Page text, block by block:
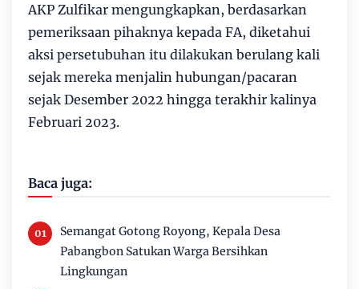
AKP Zulfikar mengungkapkan, berdasarkan
pemeriksaan pihaknya kepada FA, diketahui
aksi persetubuhan itu dilakukan berulang kali
sejak mereka menjalin hubungan/pacaran
sejak Desember 2022 hingga terakhir kalinya
Februari 2023.
Baca juga:
Semangat Gotong Royong, Kepala Desa
Pabangbon Satukan Warga Bersihkan
Lingkungan